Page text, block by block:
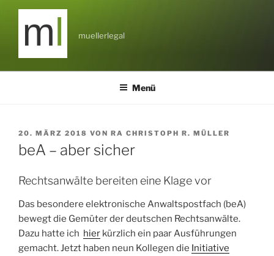
Zum
springen
muellerlegal
Menü
VERÖFFENTLICHT
AM
20. MÄRZ 2018 VON RA CHRISTOPH R. MÜLLER
beA – aber sicher
Rechtsanwälte bereiten eine Klage vor
Das besondere elektronische Anwaltspostfach (beA)
bewegt die Gemüter der deutschen Rechtsanwälte.
Dazu hatte ich hier kürzlich ein paar Ausführungen
gemacht. Jetzt haben neun Kollegen die Initiative